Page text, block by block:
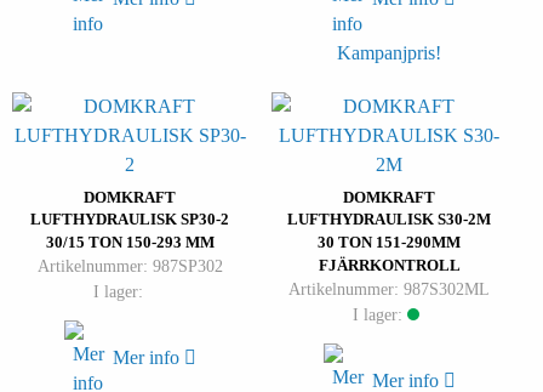
Kampanjpris!
DOMKRAFT
LUFTHYDRAULISK SP30-2
30/15 TON 150-293 MM
Artikelnummer: 987SP302
I lager:
Mer info
DOMKRAFT
LUFTHYDRAULISK S30-2M
30 TON 151-290MM
FJÄRRKONTROLL
Artikelnummer: 987S302ML
I lager:
Mer info